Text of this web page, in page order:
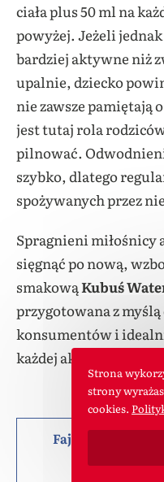
ciała plus 50 ml na
powyżej. Jeżeli
bardziej aktywne niż
upalnie, dziecko
nie zawsze pamiętają
jest tutaj rola
pilnować.
szybko, dlatego
spożywanych przez
Spragnieni miłośnicy
sięgnąć po nową,
smakowąKubuś
przygotowana z
konsumentów i
każdej aktywnej
Fajny artykuł?
podzielić
Strona
strony
cookies.